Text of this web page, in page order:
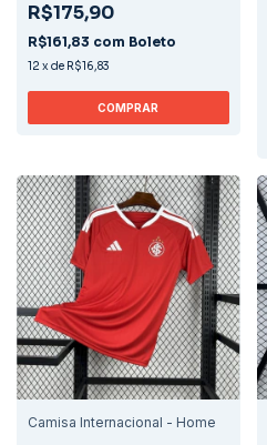
R$175,90
R$161,83 com Boleto
12 xde R$16,83
COMPRAR
Camisa Internacional - Home